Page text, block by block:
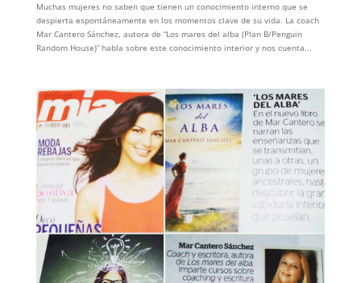
Muchas mujeres no saben que tienen un conocimiento interno que se
despierta espontáneamente en los momentos clave de su vida. La coach
Mar Cantero Sánchez, autora de “Los mares del alba (Plan B/Penguin
Random House)” habla sobre este conocimiento interior y nos cuenta...